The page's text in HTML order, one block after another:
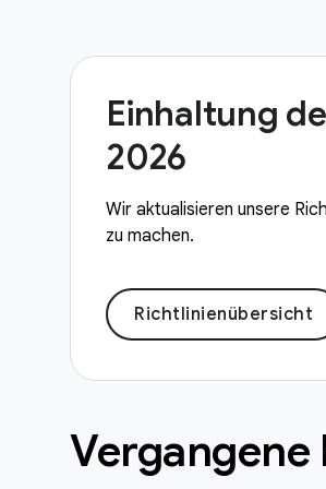
Einhaltung
2026
Wir aktualisieren unsere
zu machen.
Richtlinienübersicht
Vergangene